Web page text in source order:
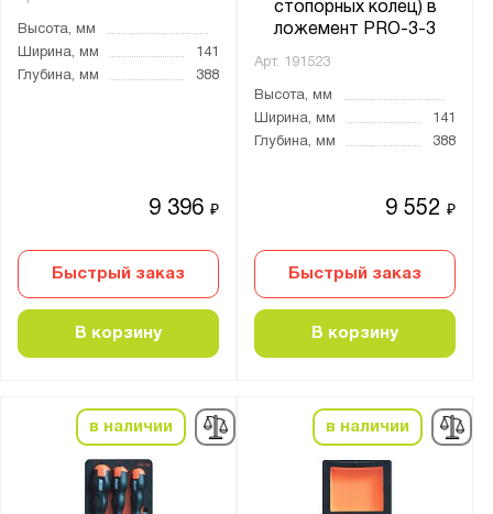
Высота, мм
Ширина, мм
141
Глубина, мм
388
9 396₽
Быстрый заказ
В корзину
стопорных колец) в
ложемент PRO-3-3
Арт. 191523
Высота, мм
Ширина, мм
141
Глубина, мм
388
9 552₽
Быстрый заказ
В корзину
в наличии в наличии